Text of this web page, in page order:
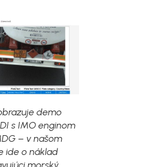
demo
s IMO enginom
– v našom
ide o náklad